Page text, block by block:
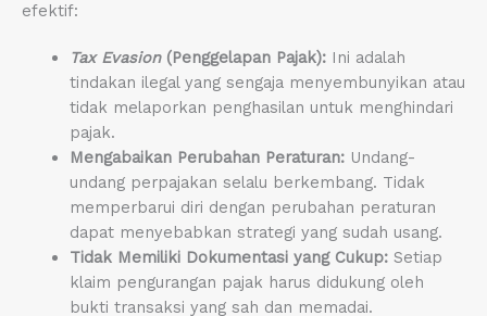
efektif:
Tax Evasion(Penggelapan Pajak):Ini adalah
tindakan ilegal yang sengaja menyembunyikan atau
tidak melaporkan penghasilan untuk menghindari
pajak.
Mengabaikan Perubahan Peraturan:Undang-
undang perpajakan selalu berkembang. Tidak
memperbarui diri dengan perubahan peraturan
dapat menyebabkan strategi yang sudah usang.
Tidak Memiliki Dokumentasi yang Cukup:Setiap
klaim pengurangan pajak harus didukung oleh
bukti transaksi yang sah dan memadai.